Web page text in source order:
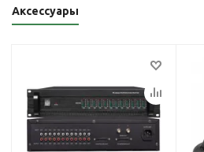
Аксессуары